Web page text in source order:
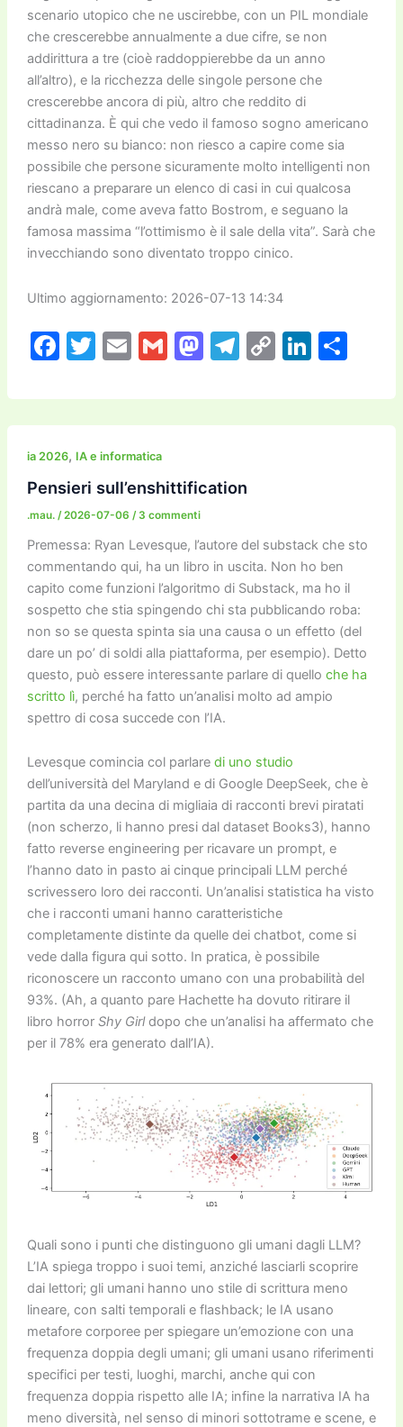
scenario utopico che ne uscirebbe, con un PIL mondiale
che crescerebbe annualmente a due cifre, se non
addirittura a tre (cioè raddoppierebbe da un anno
all’altro), e la ricchezza delle singole persone che
crescerebbe ancora di più, altro che reddito di
cittadinanza. È qui che vedo il famoso sogno americano
messo nero su bianco: non riesco a capire come sia
possibile che persone sicuramente molto intelligenti non
riescano a preparare un elenco di casi in cui qualcosa
andrà male, come aveva fatto Bostrom, e seguano la
famosa massima “l’ottimismo è il sale della vita”. Sarà che
invecchiando sono diventato troppo cinico.
Ultimo aggiornamento: 2026-07-13 14:34
F
c
e
b
o
o
k
T
itt
er
E
ai
l
G
ai
l
M
st
o
o
T
e
gr
m
C
p
y
Li
k
e
C
n
di
ia 2026, IA e informatica
Pensieri sull’enshittification
.mau. /2026-07-06 / 3 commenti
Premessa: Ryan Levesque, l’autore del substack che sto
commentando qui, ha un libro in uscita. Non ho ben
capito come funzioni l’algoritmo di Substack, ma ho il
sospetto che stia spingendo chi sta pubblicando roba:
non so se questa spinta sia una causa o un effetto (del
dare un po’ di soldi alla piattaforma, per esempio). Detto
questo, può essere interessante parlare di quello che ha
scritto lì, perché ha fatto un’analisi molto ad ampio
spettro di cosa succede con l’IA.
Levesque comincia col parlare di uno studio
dell’università del Maryland e di Google DeepSeek, che è
partita da una decina di migliaia di racconti brevi piratati
(non scherzo, li hanno presi dal dataset Books3), hanno
fatto reverse engineering per ricavare un prompt, e
l’hanno dato in pasto ai cinque principali LLM perché
scrivessero loro dei racconti. Un’analisi statistica ha visto
che i racconti umani hanno caratteristiche
completamente distinte da quelle dei chatbot, come si
vede dalla figura qui sotto. In pratica, è possibile
riconoscere un racconto umano con una probabilità del
93%. (Ah, a quanto pare Hachette ha dovuto ritirare il
libro horror Shy Girldopo che un’analisi ha affermato che
per il 78% era generato dall’IA).
Quali sono i punti che distinguono gli umani dagli LLM?
L’IA spiega troppo i suoi temi, anziché lasciarli scoprire
dai lettori; gli umani hanno uno stile di scrittura meno
lineare, con salti temporali e flashback; le IA usano
metafore corporee per spiegare un’emozione con una
frequenza doppia degli umani; gli umani usano riferimenti
specifici per testi, luoghi, marchi, anche qui con
frequenza doppia rispetto alle IA; infine la narrativa IA ha
meno diversità, nel senso di minori sottotrame e scene, e